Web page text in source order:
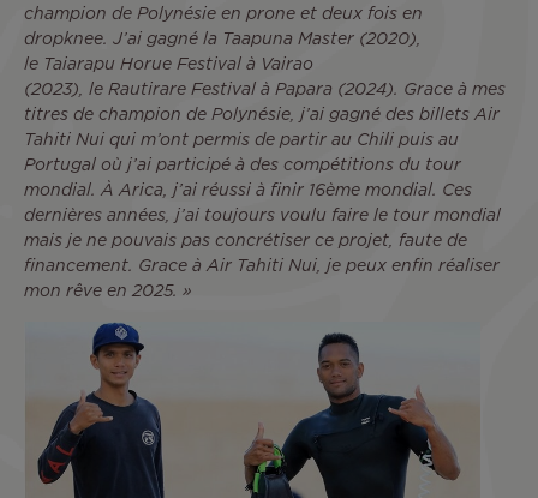
champion de Polynésie en prone et deux fois en
dropknee. J’ai gagné la Taapuna Master (2020),
le Taiarapu Horue Festival à Vairao
(2023), le Rautirare Festival à Papara (2024). Grace à mes
titres de champion de Polynésie, j’ai gagné des billets Air
Tahiti Nui qui m’ont permis de partir au Chili puis au
Portugal où j’ai participé à des compétitions du tour
mondial. À Arica, j’ai réussi à finir 16ème mondial. Ces
dernières années, j’ai toujours voulu faire le tour mondial
mais je ne pouvais pas concrétiser ce projet, faute de
financement. Grace à Air Tahiti Nui, je peux enfin réaliser
mon rêve en 2025. »